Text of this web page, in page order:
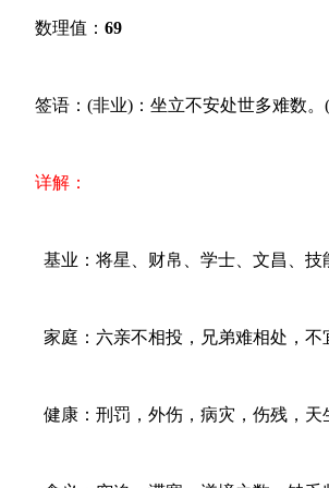
数理值： 69
签语：(非业)：坐立不安处世多难数。
详解：
基业：将星、财帛、学士、文昌、技
家庭：六亲不相投，兄弟难相处，不
健康：刑罚，外伤，病灾，伤残，天